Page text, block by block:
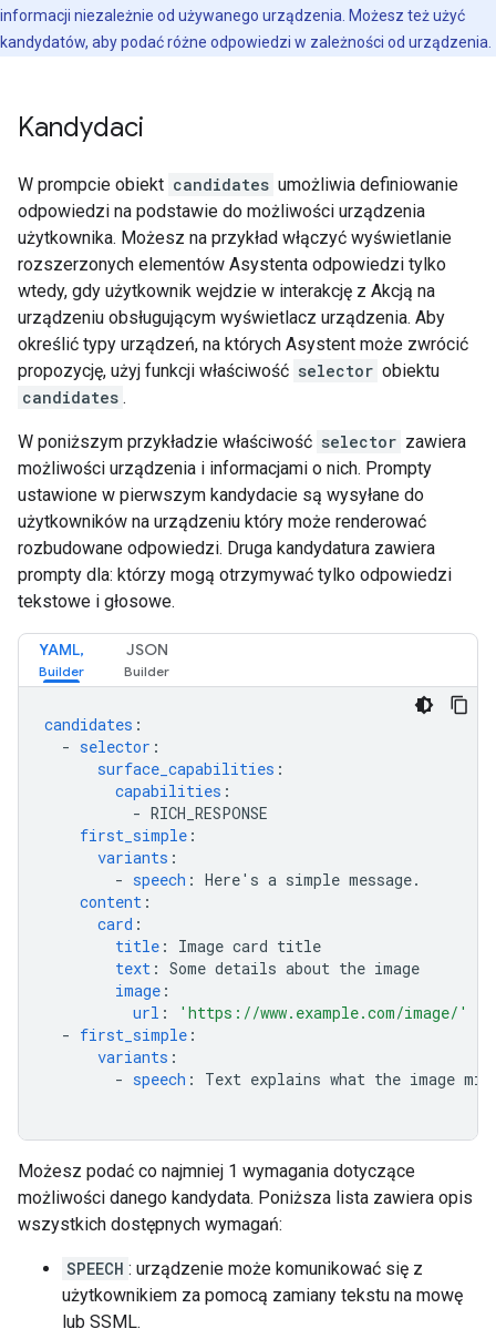
informacji niezależnie od używanego urządzenia. Możesz też użyć
kandydatów, aby podać różne odpowiedzi w zależności od urządzenia.
Kandydaci
W prompcie obiekt candidates umożliwia definiowanie
odpowiedzi na podstawie do możliwości urządzenia
użytkownika. Możesz na przykład włączyć wyświetlanie
rozszerzonych elementów Asystenta odpowiedzi tylko
wtedy, gdy użytkownik wejdzie w interakcję z Akcją na
urządzeniu obsługującym wyświetlacz urządzenia. Aby
określić typy urządzeń, na których Asystent może zwrócić
propozycję, użyj funkcji właściwość selector obiektu
candidates .
W poniższym przykładzie właściwość selector zawiera
możliwości urządzenia i informacjami o nich. Prompty
ustawione w pierwszym kandydacie są wysyłane do
użytkowników na urządzeniu który może renderować
rozbudowane odpowiedzi. Druga kandydatura zawiera
prompty dla: którzy mogą otrzymywać tylko odpowiedzi
tekstowe i głosowe.
YAML, JSON
candidates :
- selector :
surface_capabilities :
capabilities :
- RICH_RESPONSE
first_simple :
variants :
- speech : Here's a simple message.
content :
card :
title :
Image card title
text : Some details about the image
image :
url :
'https://www.example.com/image/'
- first_simple :
variants :
- speech : Text explains what the image
Możesz podać co najmniej 1 wymagania dotyczące
możliwości danego kandydata. Poniższa lista zawiera opis
wszystkich dostępnych wymagań:
SPEECH : urządzenie może komunikować się z
użytkownikiem za pomocą zamiany tekstu na mowę
lub SSML.